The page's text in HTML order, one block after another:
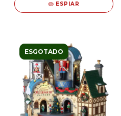
ESPIAR
ESGOTADO